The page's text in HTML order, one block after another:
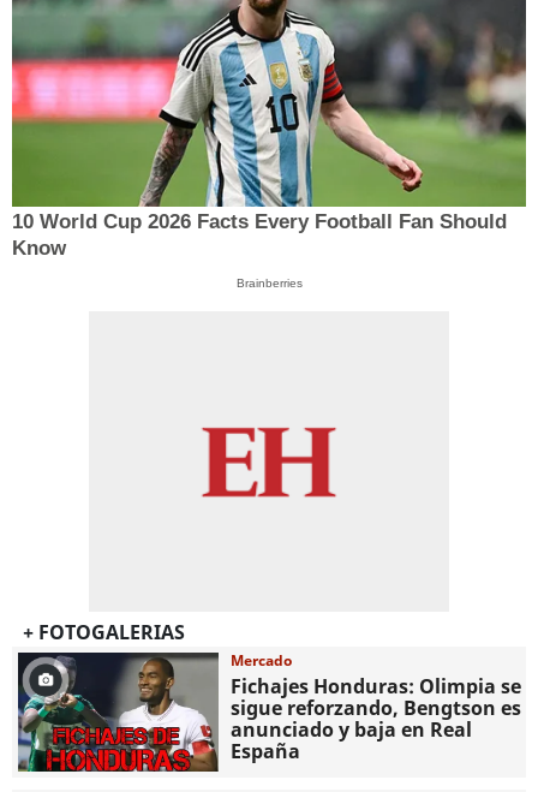
10 World Cup 2026 Facts Every Football Fan Should
Know
Brainberries
+ FOTOGALERIAS
Mercado
Fichajes Honduras: Olimpia se
sigue reforzando, Bengtson es
anunciado y baja en Real
España